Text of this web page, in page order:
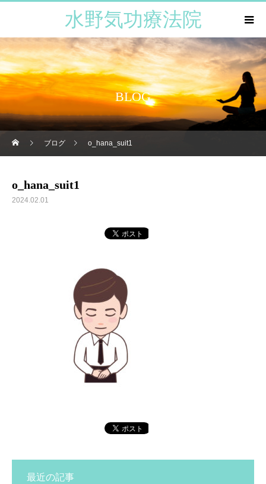
水野気功療法院
BLOG
ブログ o_hana_suit1
o_hana_suit1
2024.02.01
最近の記事